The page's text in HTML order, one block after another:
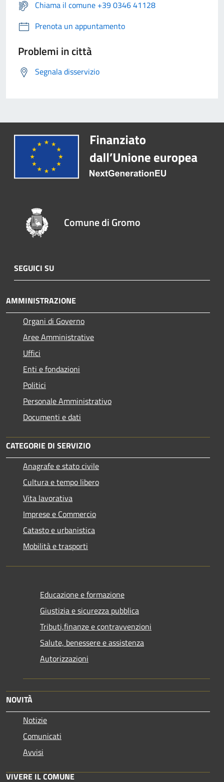
Chiama il comune +39 0346 41128
Prenota un appuntamento
Problemi in città
Segnala disservizio
Comune di Gromo
SEGUICI SU
AMMINISTRAZIONE
Organi di Governo
Aree Amministrative
Uffici
Enti e fondazioni
Politici
Personale Amministrativo
Documenti e dati
CATEGORIE DI SERVIZIO
Anagrafe e stato civile
Cultura e tempo libero
Vita lavorativa
Imprese e Commercio
Catasto e urbanistica
Mobilità e trasporti
Educazione e formazione
Giustizia e sicurezza pubblica
Tributi,finanze e contravvenzioni
Salute, benessere e assistenza
Autorizzazioni
NOVITÀ
Notizie
Comunicati
Avvisi
VIVERE IL COMUNE